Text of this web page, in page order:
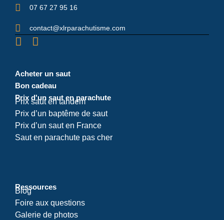
07 67 27 95 16
contact@xlrparachutisme.com
Acheter un saut
Bon cadeau
Prix d'un saut en parachute
Prix saut en tandem
Prix d’un baptême de saut
Prix d’un saut en France
Saut en parachute pas cher
Ressources
Blog
Foire aux questions
Galerie de photos